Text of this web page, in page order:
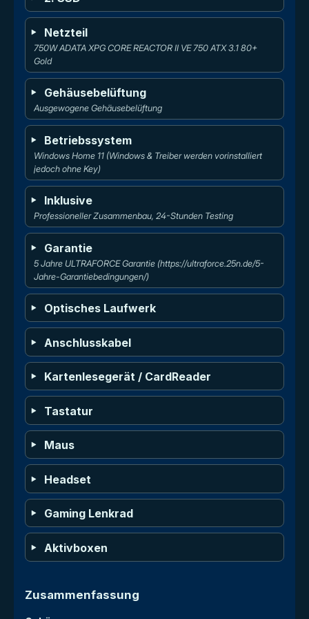
Netzteil
750W ADATA XPG CORE REACTOR II VE 750 ATX 3.1 80+
Gold
Gehäusebelüftung
Ausgewogene Gehäusebelüftung
Betriebssystem
Windows Home 11 (Windows & Treiber werden vorinstalliert
jedoch ohne Key)
Inklusive
Professioneller Zusammenbau, 24-Stunden Testing
Garantie
5 Jahre ULTRAFORCE Garantie (https://ultraforce.25n.de/5-
Jahre-Garantiebedingungen/)
Optisches Laufwerk
Anschlusskabel
Kartenlesegerät / CardReader
Tastatur
Maus
Headset
Gaming Lenkrad
Aktivboxen
Zusammenfassung